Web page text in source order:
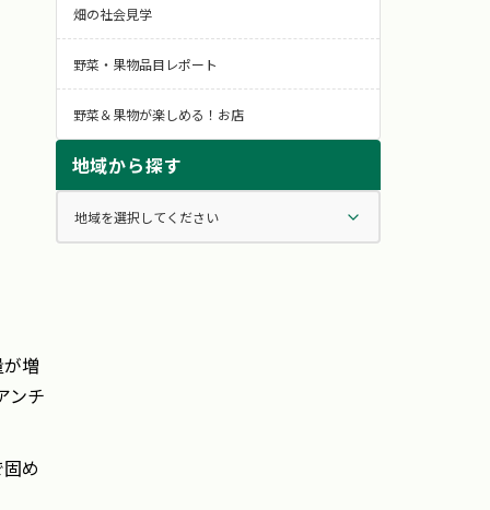
増
ンチ
め
畑の社会見学
野菜・果物品目レポート
野菜＆果物が楽しめる！お店
地域から探す